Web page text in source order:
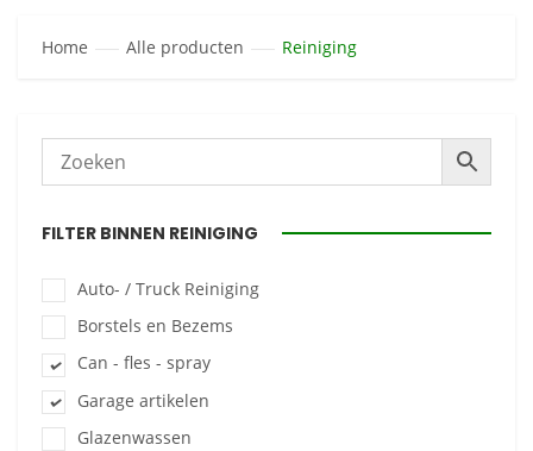
Home Alle producten Reiniging
FILTER BINNEN REINIGING
Auto- / Truck Reiniging
Borstels en Bezems
Can - fles - spray
Garage artikelen
Glazenwassen